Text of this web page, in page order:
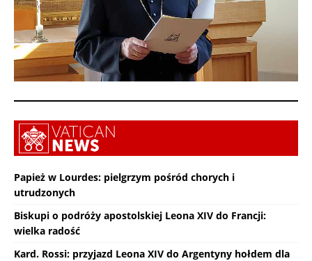
Papież w Lourdes: pielgrzym pośród chorych i
utrudzonych
Biskupi o podróży apostolskiej Leona XIV do Francji:
wielka radość
Kard. Rossi: przyjazd Leona XIV do Argentyny hołdem dla